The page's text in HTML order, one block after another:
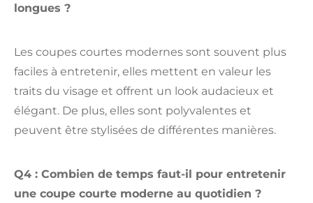
longues ?
Les coupes courtes modernes sont souvent plus
faciles à entretenir, elles mettent en valeur les
traits du visage et offrent un look audacieux et
élégant. De plus, elles sont polyvalentes et
peuvent être stylisées de différentes manières.
Q4 : Combien de temps faut-il pour entretenir
une coupe courte moderne au quotidien ?